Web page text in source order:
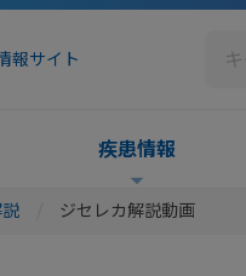
報サイト
疾患情報
ジセレカ解説動画